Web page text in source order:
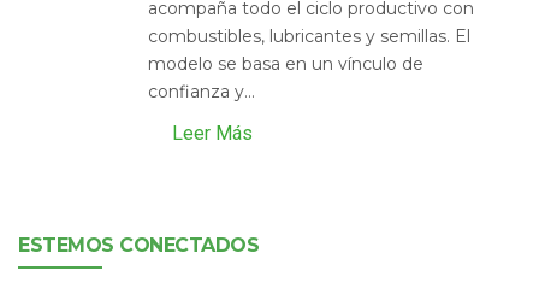
acompaña todo el ciclo productivo con
combustibles, lubricantes y semillas. El
modelo se basa en un vínculo de
confianza y...
Leer Más
ESTEMOS CONECTADOS